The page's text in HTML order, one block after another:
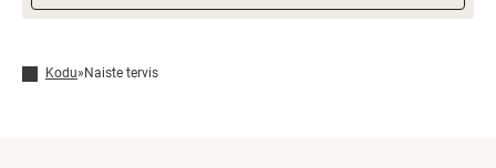
Kodu» Naiste tervis